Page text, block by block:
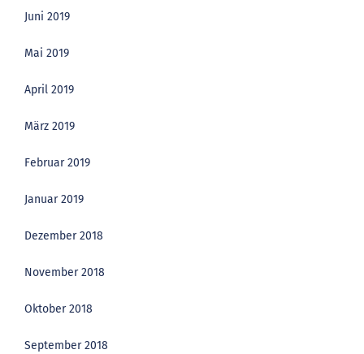
Juni 2019
Mai 2019
April 2019
März 2019
Februar 2019
Januar 2019
Dezember 2018
November 2018
Oktober 2018
September 2018